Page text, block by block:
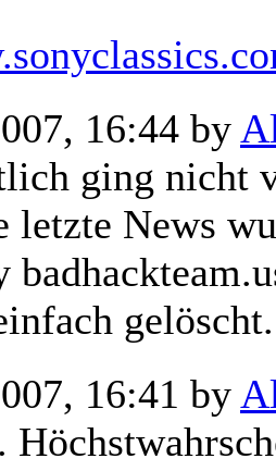
16:44 by
ging nicht
letzte News
gelöscht.
16:41 by